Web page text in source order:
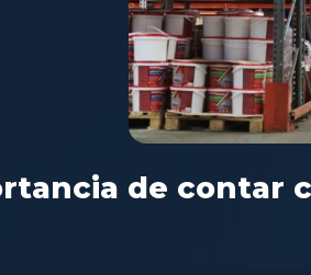
de contar